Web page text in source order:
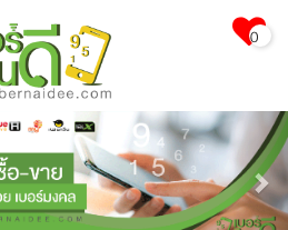
0
Next